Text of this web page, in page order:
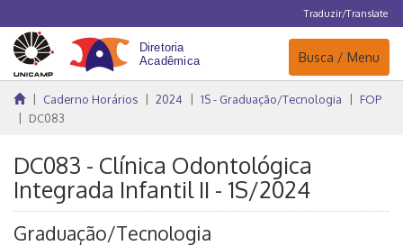
Traduzir/Translate
Navegação
Busca / Menu
Caderno Horários 2024 1S - Graduação/Tecnologia
FOP
DC083
DC083 - Clínica Odontológica
Integrada Infantil II - 1S/2024
Graduação/Tecnologia